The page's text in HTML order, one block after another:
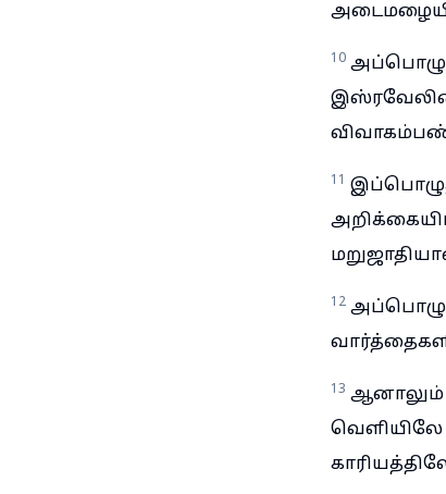
10
11
12
13 ஆனாலும்